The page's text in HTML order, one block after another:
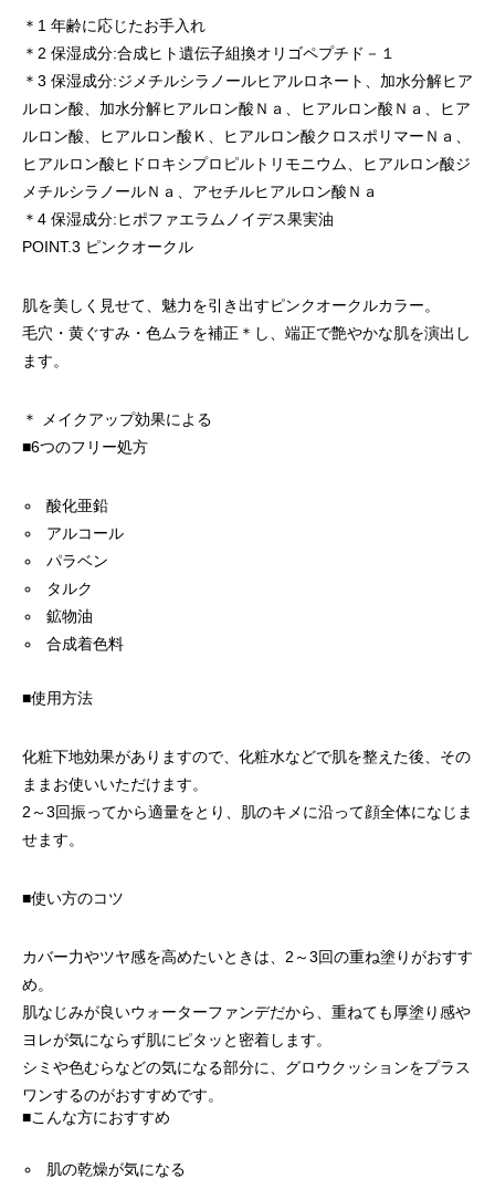
＊1 年齢に応じたお手入れ
＊2 保湿成分:合成ヒト遺伝子組換オリゴペプチド－１
＊3 保湿成分:ジメチルシラノールヒアルロネート、加水分解ヒア
ルロン酸、加水分解ヒアルロン酸Ｎａ、ヒアルロン酸Ｎａ、ヒア
ルロン酸、ヒアルロン酸Ｋ、ヒアルロン酸クロスポリマーＮａ、
ヒアルロン酸ヒドロキシプロピルトリモニウム、ヒアルロン酸ジ
メチルシラノールＮａ、アセチルヒアルロン酸Ｎａ
＊4 保湿成分:ヒポファエラムノイデス果実油
POINT.3 ピンクオークル
肌を美しく見せて、魅力を引き出すピンクオークルカラー。
毛穴・黄ぐすみ・色ムラを補正 ＊ し、端正で艶やかな肌を演出し
ます。
＊ メイクアップ効果による
■6つのフリー処方
酸化亜鉛
アルコール
パラベン
タルク
鉱物油
合成着色料
■使用方法
化粧下地効果がありますので、化粧水などで肌を整えた後、その
ままお使いいただけます。
2～3回振ってから適量をとり、肌のキメに沿って顔全体になじま
せます。
■使い方のコツ
カバー力やツヤ感を高めたいときは、2～3回の重ね塗りがおすす
め。
肌なじみが良いウォーターファンデだから、重ねても厚塗り感や
ヨレが気にならず肌にピタッと密着します。
シミや色むらなどの気になる部分に、グロウクッションをプラス
ワンするのがおすすめです。
■こんな方におすすめ
肌の乾燥が気になる